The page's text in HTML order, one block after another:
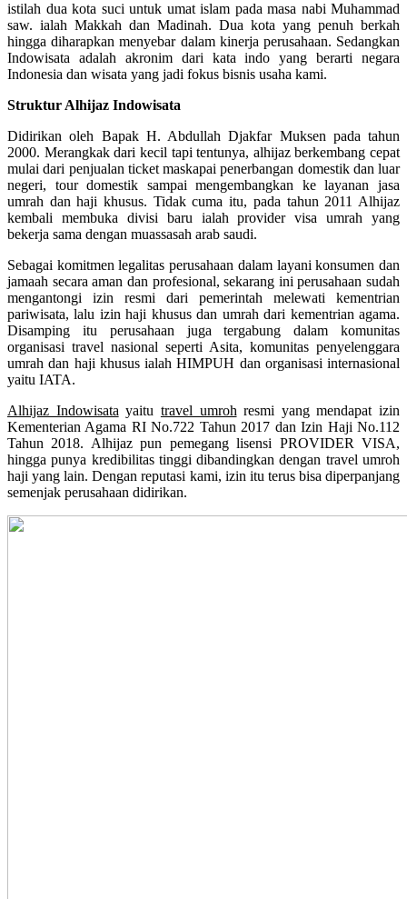
istilah dua kota suci untuk umat islam pada masa nabi Muhammad
saw. ialah Makkah dan Madinah. Dua kota yang penuh berkah
hingga diharapkan menyebar dalam kinerja perusahaan. Sedangkan
Indowisata adalah akronim dari kata indo yang berarti negara
Indonesia dan wisata yang jadi fokus bisnis usaha kami.
Struktur Alhijaz Indowisata
Didirikan oleh Bapak H. Abdullah Djakfar Muksen pada tahun
2000. Merangkak dari kecil tapi tentunya, alhijaz berkembang cepat
mulai dari penjualan ticket maskapai penerbangan domestik dan luar
negeri, tour domestik sampai mengembangkan ke layanan jasa
umrah dan haji khusus. Tidak cuma itu, pada tahun 2011 Alhijaz
kembali membuka divisi baru ialah provider visa umrah yang
bekerja sama dengan muassasah arab saudi.
Sebagai komitmen legalitas perusahaan dalam layani konsumen dan
jamaah secara aman dan profesional, sekarang ini perusahaan sudah
mengantongi izin resmi dari pemerintah melewati kementrian
pariwisata, lalu izin haji khusus dan umrah dari kementrian agama.
Disamping itu perusahaan juga tergabung dalam komunitas
organisasi travel nasional seperti Asita, komunitas penyelenggara
umrah dan haji khusus ialah HIMPUH dan organisasi internasional
yaitu IATA.
Alhijaz Indowisata yaitu travel umroh resmi yang mendapat izin
Kementerian Agama RI No.722 Tahun 2017 dan Izin Haji No.112
Tahun 2018. Alhijaz pun pemegang lisensi PROVIDER VISA,
hingga punya kredibilitas tinggi dibandingkan dengan travel umroh
haji yang lain. Dengan reputasi kami, izin itu terus bisa diperpanjang
semenjak perusahaan didirikan.